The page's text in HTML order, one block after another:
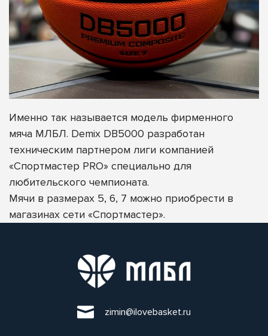
Именно так называется модель фирменного
мяча МЛБЛ. Demix DB5000 разработан
техническим партнером лиги компанией
«Спортмастер PRO» специально для
любительского чемпионата.
Мячи в размерах 5, 6, 7 можно приобрести в
магазинах сети «Спортмастер».
zimin@ilovebasket.ru